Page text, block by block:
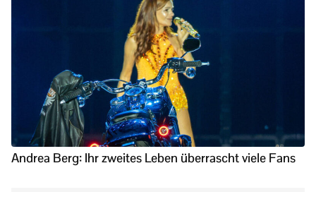
Andrea Berg: Ihr zweites Leben überrascht viele Fans